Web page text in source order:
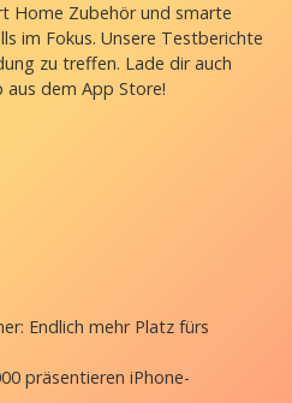
Home Zubehör und smarte
im Fokus. Unsere Testberichte
zu treffen. Lade dir auch
aus dem App Store!
Endlich mehr Platz fürs
präsentieren iPhone-